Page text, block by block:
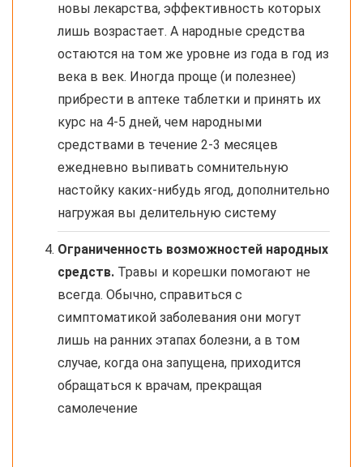
новы лекарства, эффективность которых
лишь возрастает. А народные средства
остаются на том же уровне из года в год из
века в век. Иногда проще (и полезнее)
прибрести в аптеке таблетки и принять их
курс на 4-5 дней, чем народными
средствами в течение 2-3 месяцев
ежедневно выпивать сомнительную
настойку каких-нибудь ягод, дополнительно
нагружая вы делительную систему
Ограниченность возможностей народных
средств. Травы и корешки помогают не
всегда. Обычно, справиться с
симптоматикой заболевания они могут
лишь на ранних этапах болезни, а в том
случае, когда она запущена, приходится
обращаться к врачам, прекращая
самолечение